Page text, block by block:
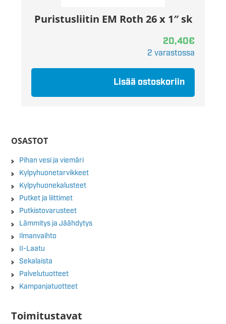
Puristusliitin EM Roth 26 x 1″ sk
20,40€
2 varastossa
Lisää ostoskoriin
OSASTOT
Pihan vesi ja viemäri
Kylpyhuonetarvikkeet
Kylpyhuonekalusteet
Putket ja liittimet
Putkistovarusteet
Lämmitys ja Jäähdytys
Ilmanvaihto
II-Laatu
Sekalaista
Palvelutuotteet
Kampanjatuotteet
Toimitustavat